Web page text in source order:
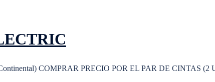
COMPRAR PRECIO POR EL PAR DE CINTAS (2